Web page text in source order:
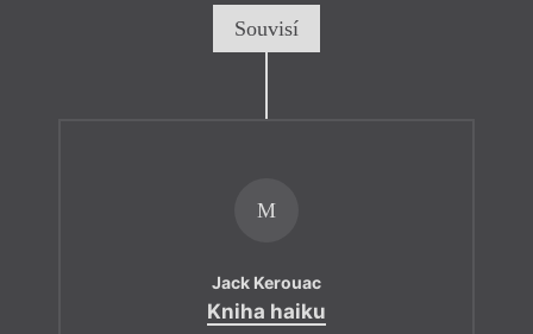
Souvisí
M
Jack Kerouac
Kniha haiku